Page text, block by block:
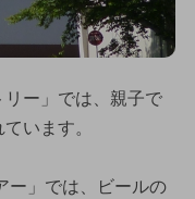
リー」では、親子で
います。
ー」では、ビールの